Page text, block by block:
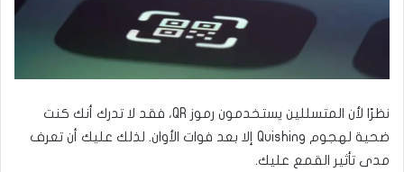
نظرًا لأن المتسللين يستخدمون رموز QR، فقد لا تدرك أنك كنت
ضحية لهجوم Quishing إلا بعد فوات الأوان. لذلك عليك أن تعرف
مدى تأثير القمع عليك.